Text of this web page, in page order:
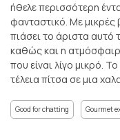
ήθελε περισσότερη
φανταστικό. Με μικρές
πιάσει το άριστα αυτό
καθώς και η
που είναι λίγο μικρό.
τέλεια πίτσα σε μια
Good for chatting Gourmet